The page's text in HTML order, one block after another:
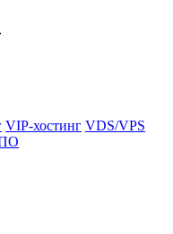
VIP-хостинг VDS/VPS